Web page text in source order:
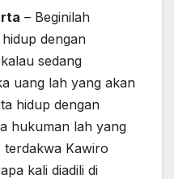
– Beginilah
dengan
sedang
uang lah yang akan
hidup dengan
hukuman lah yang
terdakwa Kawiro
kali diadili di